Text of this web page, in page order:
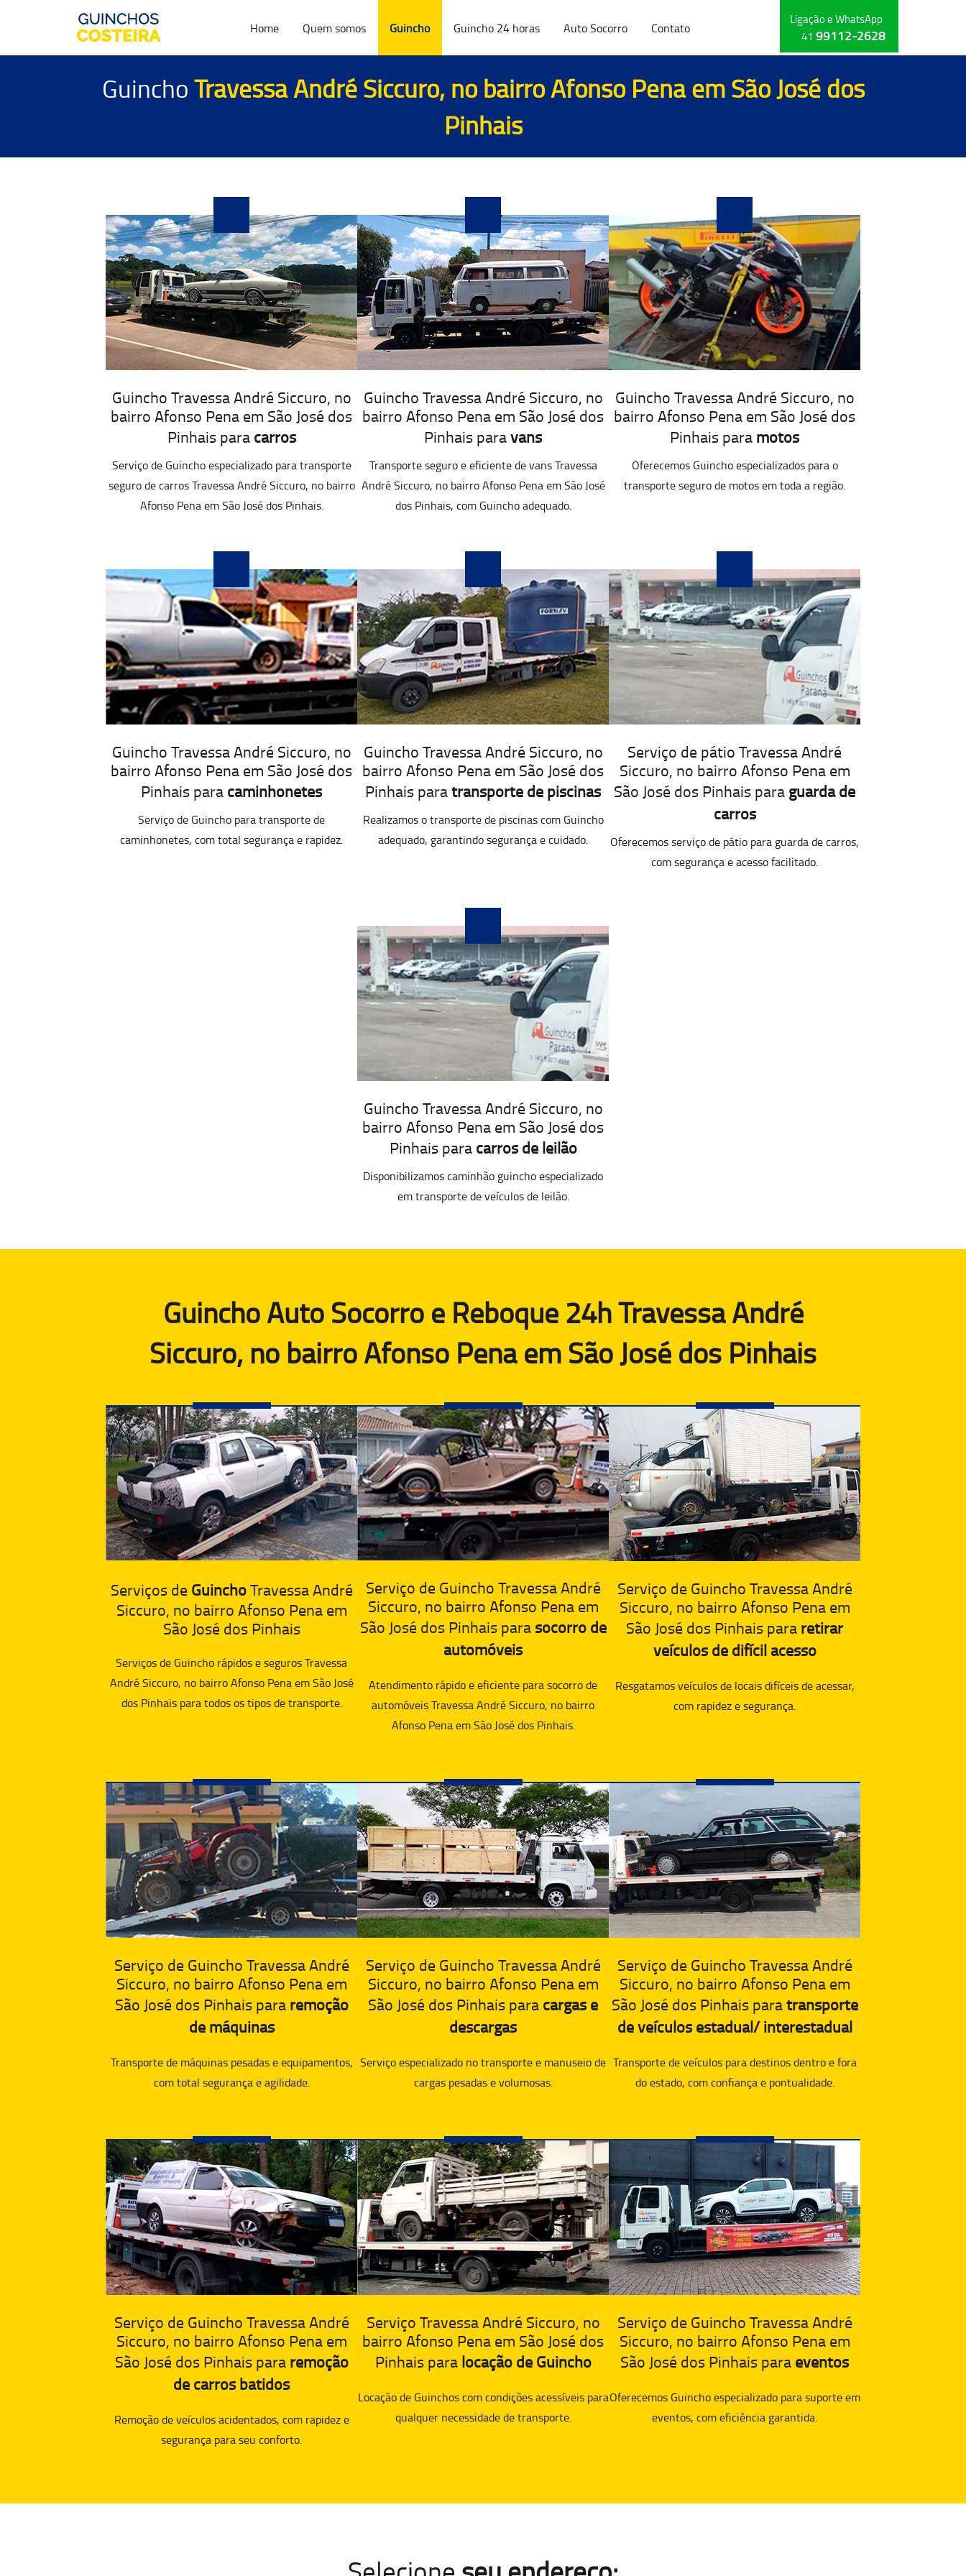
Home Quem somos Guincho Guincho 24 horas Auto Socorro Contato
Ligação e WhatsApp
41 99112-2628
GuinchoTravessa André Siccuro, no bairro Afonso Pena em São José dos
Pinhais
Guincho Travessa André Siccuro, no
bairro Afonso Pena em São José dos
Pinhais paracarros
Serviço de Guincho especializado para transporte
seguro de carros Travessa André Siccuro, no bairro
Afonso Pena em São José dos Pinhais.
Guincho Travessa André Siccuro, no
bairro Afonso Pena em São José dos
Pinhais paravans
Transporte seguro e eficiente de vans Travessa
André Siccuro, no bairro Afonso Pena em São José
dos Pinhais, com Guincho adequado.
Guincho Travessa André Siccuro, no
bairro Afonso Pena em São José dos
Pinhais paramotos
Oferecemos Guincho especializados para o
transporte seguro de motos em toda a região.
Guincho Travessa André Siccuro, no
bairro Afonso Pena em São José dos
Pinhais paracaminhonetes
Serviço de Guincho para transporte de
caminhonetes, com total segurança e rapidez.
Guincho Travessa André Siccuro, no
bairro Afonso Pena em São José dos
Pinhais paratransporte de piscinas
Realizamos o transporte de piscinas com Guincho
adequado, garantindo segurança e cuidado.
Serviço de pátio Travessa André
Siccuro, no bairro Afonso Pena em
São José dos Pinhais paraguarda de
carros
Oferecemos serviço de pátio para guarda de carros,
com segurança e acesso facilitado.
Guincho Travessa André Siccuro, no
bairro Afonso Pena em São José dos
Pinhais paracarros de leilão
Disponibilizamos caminhão guincho especializado
em transporte de veículos de leilão.
Guincho Auto Socorro e Reboque 24h Travessa André
Siccuro, no bairro Afonso Pena em São José dos Pinhais
Serviços deGuinchoTravessa André
Siccuro, no bairro Afonso Pena em
São José dos Pinhais
Serviços de Guincho rápidos e seguros Travessa
André Siccuro, no bairro Afonso Pena em São José
dos Pinhais para todos os tipos de transporte.
Serviço de Guincho Travessa André
Siccuro, no bairro Afonso Pena em
São José dos Pinhais parasocorro de
automóveis
Atendimento rápido e eficiente para socorro de
automóveis Travessa André Siccuro, no bairro
Afonso Pena em São José dos Pinhais.
Serviço de Guincho Travessa André
Siccuro, no bairro Afonso Pena em
São José dos Pinhais pararetirar
veículos de difícil acesso
Resgatamos veículos de locais difíceis de acessar,
com rapidez e segurança.
Serviço de Guincho Travessa André
Siccuro, no bairro Afonso Pena em
São José dos Pinhais pararemoção
de máquinas
Transporte de máquinas pesadas e equipamentos,
com total segurança e agilidade.
Serviço de Guincho Travessa André
Siccuro, no bairro Afonso Pena em
São José dos Pinhais paracargas e
descargas
Serviço especializado no transporte e manuseio de
cargas pesadas e volumosas.
Serviço de Guincho Travessa André
Siccuro, no bairro Afonso Pena em
São José dos Pinhais paratransporte
de veículos estadual/ interestadual
Transporte de veículos para destinos dentro e fora
do estado, com confiança e pontualidade.
Serviço de Guincho Travessa André
Siccuro, no bairro Afonso Pena em
São José dos Pinhais pararemoção
de carros batidos
Remoção de veículos acidentados, com rapidez e
segurança para seu conforto.
Serviço Travessa André Siccuro, no
bairro Afonso Pena em São José dos
Pinhais paralocação de Guincho
Locação de Guinchos com condições acessíveis para
qualquer necessidade de transporte.
Serviço de Guincho Travessa André
Siccuro, no bairro Afonso Pena em
São José dos Pinhais paraeventos
Oferecemos Guincho especializado para suporte em
eventos, com eficiência garantida.